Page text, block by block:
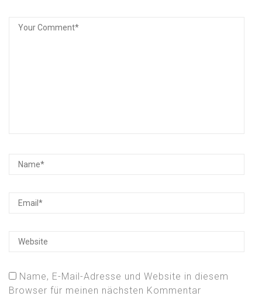
Name, E-Mail-Adresse und Website in diesem
Browser für meinen nächsten Kommentar